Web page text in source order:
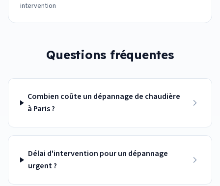
intervention
Questions fréquentes
Combien coûte un dépannage de chaudière
à Paris ?
Délai d'intervention pour un dépannage
urgent ?